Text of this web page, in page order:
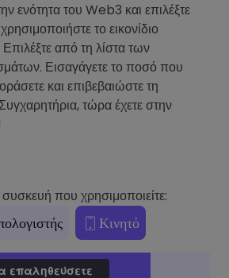
ενότητα του Web3 και επιλέξτε
το εικονίδιο
από τη λίστα των
Εισαγάγετε το ποσό που
και επιβεβαιώστε τη
τώρα έχετε στην
συσκευή που χρησιμοποιείτε:
Κινητό